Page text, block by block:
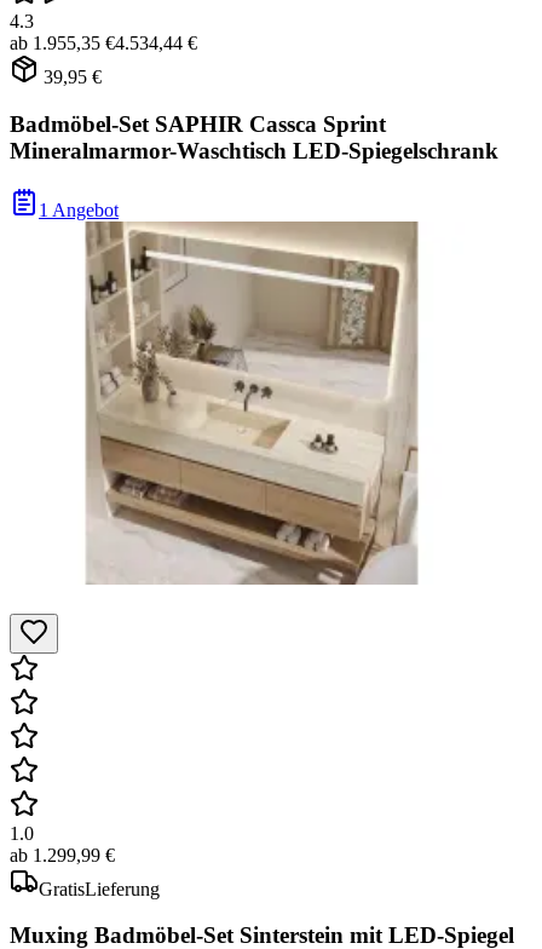
4.3
ab 1.955,35 €4.534,44 €
39,95 €
Badmöbel-Set SAPHIR Cassca Sprint
Mineralmarmor-Waschtisch LED-Spiegelschrank
1 Angebot
1.0
ab 1.299,99 €
GratisLieferung
Muxing Badmöbel-Set Sinterstein mit LED-Spiegel